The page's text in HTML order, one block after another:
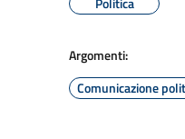
Argomenti:
Comunicazione